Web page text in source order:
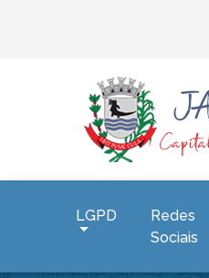
LGPD
Redes
Sociais